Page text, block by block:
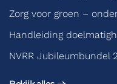
Zorg voor groen –
Handleiding
NVRR Jubileumbundel